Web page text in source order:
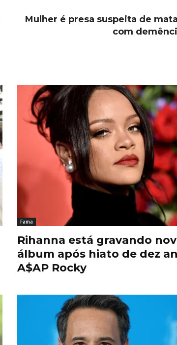
Mulher é presa suspeita de
com
Fama
Rihanna está gravando
álbum após hiato de dez
A$AP Rocky